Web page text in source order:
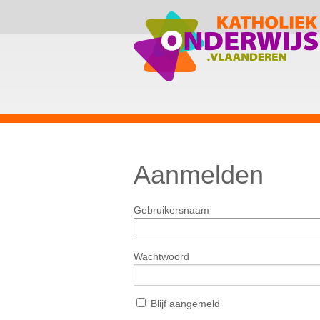
Aanmelden
Gebruikersnaam
Wachtwoord
Blijf aangemeld